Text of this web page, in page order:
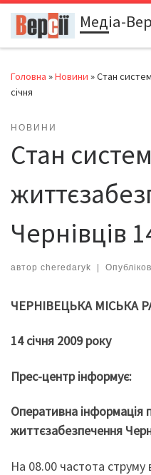
Перейти до вмісту
Медіа-
Головна »Новини »Cтан
січня
НОВИНИ
Cтан систем
Чернівців
автор cheredaryk |
ЧЕРНІВЕЦЬКА МІСЬКА
14 cічня 2009 року
Прес-центр інформує:
Оперативна інформація
життєзабезпечення
На 08.00 частота